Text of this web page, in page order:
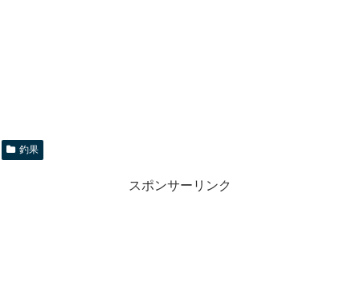
釣果
スポンサーリンク